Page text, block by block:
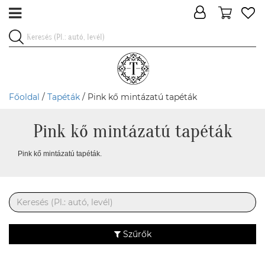
Főoldal / Tapéták / Pink kő mintázatú tapéták
Pink kő mintázatú tapéták
Pink kő mintázatú tapéták.
Szűrők